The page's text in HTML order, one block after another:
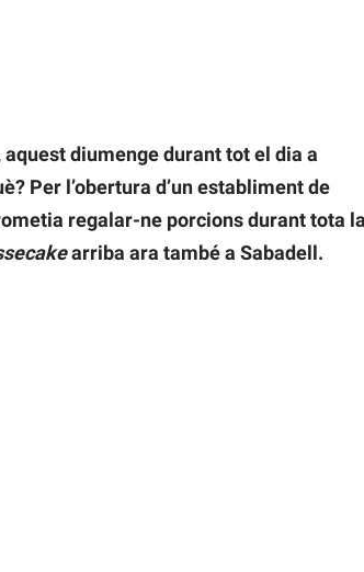
diumenge durant tot el dia a
Per l’obertura d’un establiment de
regalar-ne porcions durant tota la
arriba ara també a Sabadell.